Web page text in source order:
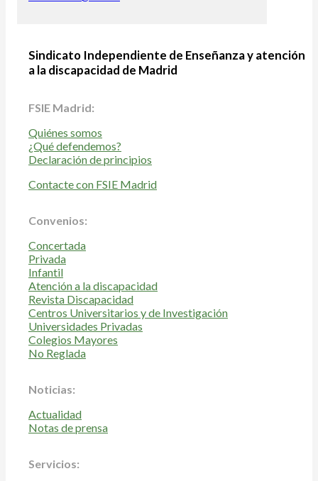
Sindicato Independiente de Enseñanza y atención
a la discapacidad de Madrid
FSIE Madrid:
Quiénes somos
¿Qué defendemos?
Declaración de principios
Contacte con FSIE Madrid
Convenios:
Concertada
Privada
Infantil
Atención a la discapacidad
Revista Discapacidad
Centros Universitarios y de Investigación
Universidades Privadas
Colegios Mayores
No Reglada
Noticias:
Actualidad
Notas de prensa
Servicios: